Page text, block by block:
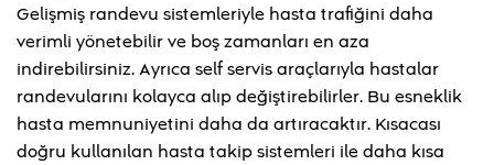
Gelişmiş randevu sistemleriyle hasta trafiğini daha
verimli yönetebilir ve boş zamanları en aza
indirebilirsiniz. Ayrıca self servis araçlarıyla hastalar
randevularını kolayca alıp değiştirebilirler. Bu esneklik
hasta memnuniyetini daha da artıracaktır. Kısacası
doğru kullanılan hasta takip sistemleri ile daha kısa